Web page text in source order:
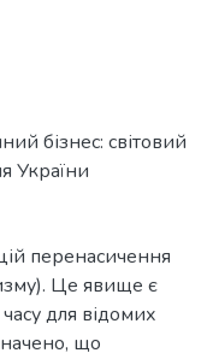
бізнес: світовий
України
перенасичення
Це явище є
для відомих
що